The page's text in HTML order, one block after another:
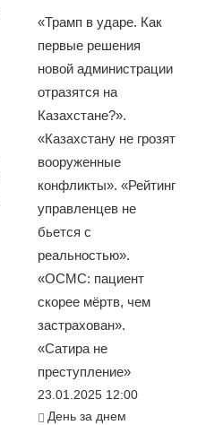
«Трамп в ударе. Как
первые решения
новой администрации
отразятся на
Казахстане?».
«Казахстану не грозят
вооруженные
конфликты». «Рейтинг
управленцев не
бьется с
реальностью».
«ОСМС: пациент
скорее мёртв, чем
застрахован».
«Сатира не
преступление»
23.01.2025 12:00
День за днем